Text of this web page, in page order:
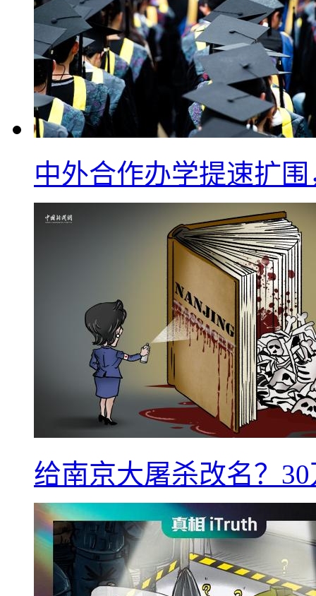
中外合作办学提速扩
给南京大屠杀改名？